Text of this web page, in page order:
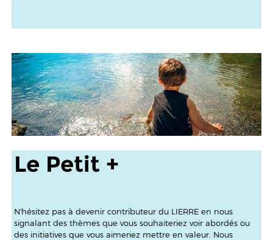
Le Petit +
N'hésitez pas à devenir contributeur du LIERRE en nous
signalant des thèmes que vous souhaiteriez voir abordés ou
des initiatives que vous aimeriez mettre en valeur. Nous